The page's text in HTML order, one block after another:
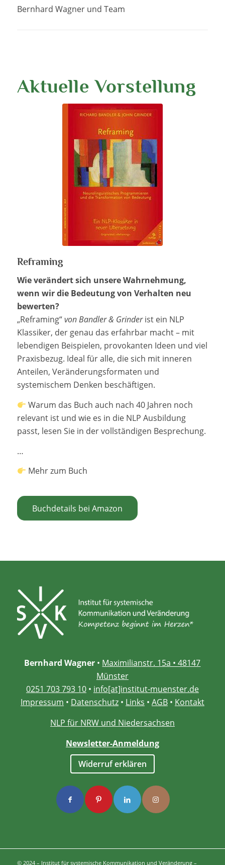
Bernhard Wagner und Team
Aktuelle Vorstellung
Reframing
Wie verändert sich unsere Wahrnehmung,
wenn wir die Bedeutung von Verhalten neu
bewerten?
„Reframing“von Bandler & Grinderist ein NLP
Klassiker, der genau das erfahrbar macht – mit
lebendigen Beispielen, provokanten Ideen und viel
Praxisbezug. Ideal für alle, die sich mit inneren
Anteilen, Veränderungsformaten und
systemischem Denken beschäftigen.
Warum das Buch auch nach 40 Jahren noch
relevant ist und wie es in die NLP Ausbildung
passt, lesen Sie in der vollständigen Besprechung.
…
Mehr zum Buch
Buchdetails bei Amazon
Bernhard Wagner • Maximilianstr. 15a • 48147
Münster
0251 703 793 10• info[at]institut-muenster.de
Impressum • Datenschutz• Links • AGB• Kontakt
NLP für NRW und Niedersachsen
Newsletter-Anmeldung
Widerruf erklären
© 2024 – Institut für systemische Kommunikation und Veränderung –